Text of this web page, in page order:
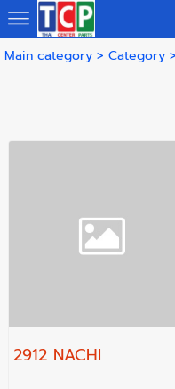
Main category> Category>
2912 NACHI